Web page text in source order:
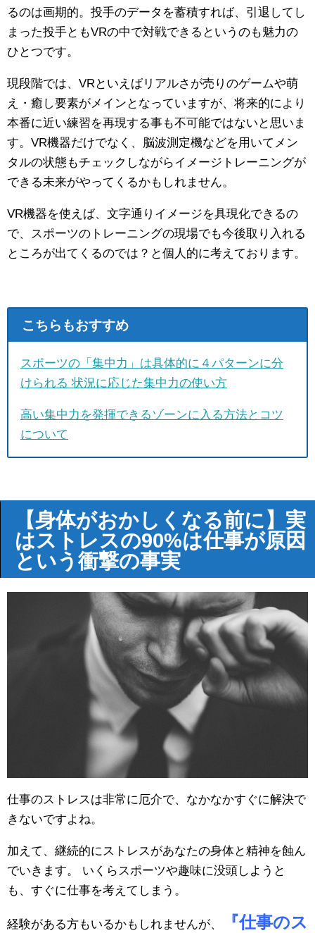
るのは画期的。投手のデータを蓄積すれば、引退してし
まった投手ともVRの中で対戦できるというのも魅力の
ひとつです。
現段階では、VRといえばリアルさが売りのゲームや萌
え・癒し要素がメインとなっていますが、将来的により
本番に近い練習を再現する事も不可能ではないと思いま
す。VR機器だけでなく、脳波測定機などを用いてメン
タルの状態もチェックしながらイメージトレーニングが
できる未来がやってくるかもしれません。
VR機器を使えば、文字通りイメージを具現化できるの
で、スポーツのトレーニングの現場でも今後取り入れる
ところが出てくるのでは？と個人的に考えております。
こちらもおすすめ
スポーツの「集中力」は具体的に４パターンに分
けられる 状況に応じた集中力の使い方
高い集中力を発揮できるゾーンに入る方法とコツ
について
【身体がおかしくなる前に】実
はストレスの90%は仕事が原因
という衝撃の事実
仕事のストレスは非常に厄介で、なかなかすぐに解決で
きないですよね。
加えて、継続的にストレスがあなたの身体と精神を蝕ん
でいきます。 いくらスポーツや趣味に没頭しようと
も、すぐに仕事を考えてしまう。
経験がある方もいるかもしれませんが、
『仕事のス